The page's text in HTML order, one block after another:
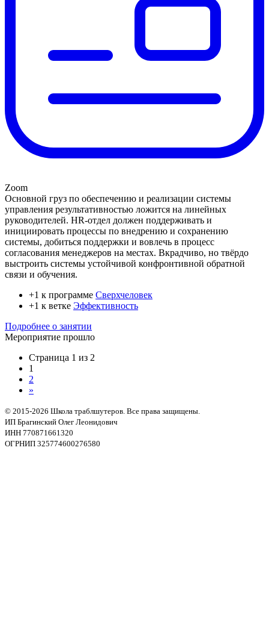
Zoom
Основной груз по обеспечению и реализации системы
управления результативностью ложится на линейных
руководителей. HR-отдел должен поддерживать и
инициировать процессы по внедрению и сохранению
системы, добиться поддержки и вовлечь в процесс
согласования менеджеров на местах. Вкрадчиво, но твёрдо
выстроить системы устойчивой конфронтивной обратной
связи и обучения.
+1 к программе Сверхчеловек
+1 к ветке Эффективность
Подробнее о занятии
Мероприятие прошло
Страница 1 из 2
1
2
»
© 2015-2026 Школа траблшутеров. Все права защищены.
ИП Брагинский Олег Леонидович
ИНН 770871661320
ОГРНИП 325774600276580